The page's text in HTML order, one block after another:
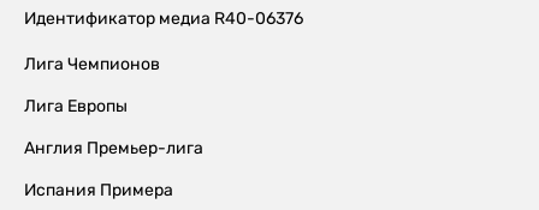
Идентификатор медиа R40-06376
Лига Чемпионов
Лига Европы
Англия Премьер-лига
Испания Примера